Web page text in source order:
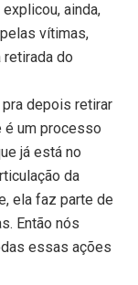
ainda,
vítimas,
do
depois retirar
é um processo
já está no
da
ela faz parte de
Então nós
essas ações